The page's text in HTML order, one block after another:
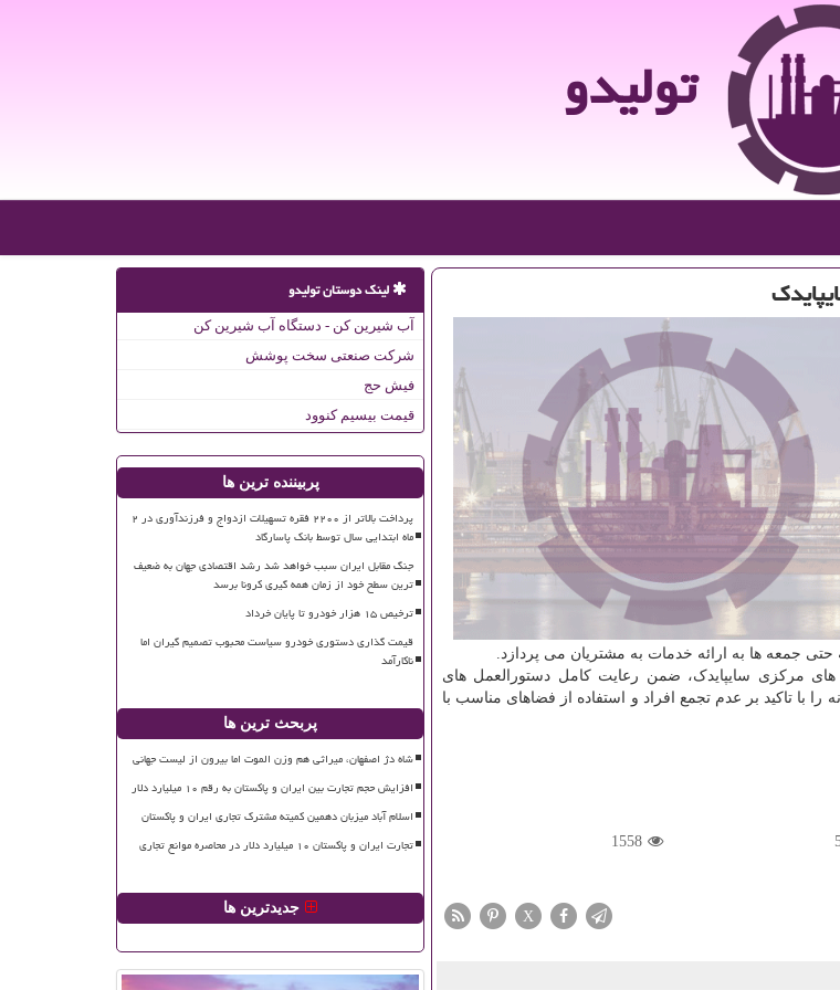
تولیدو
مرکزی سایپایدک، ضمن رعایت کامل دستورالعمل های
با تاکید بر عدم تجمع افراد و استفاده از فضاهای مناسب با
1558
X
لینک دوستان تولیدو
آب شیرین کن - دستگاه آب شیرین کن
شرکت صنعتی سخت پوشش
فیش حج
قیمت بیسیم کنوود
پربیننده ترین ها
پرداخت بالاتر از ۲۲۰۰ فقره تسهیلات ازدواج و فرزندآوری در ۲
ماه ابتدایی سال توسط بانک پاسارگاد
جنگ مقابل ایران سبب خواهد شد رشد اقتصادی جهان به ضعیف
ترین سطح خود از زمان همه گیری کرونا برسد
ترخیص ۱۵ هزار خودرو تا پایان خرداد
قیمت گذاری دستوری خودرو سیاست محبوب تصمیم گیران اما
ناکارآمد
پربحث ترین ها
شاه دژ اصفهان، میراثی هم وزن الموت اما بیرون از لیست جهانی
افزایش حجم تجارت بین ایران و پاکستان به رقم ۱۰ میلیارد دلار
اسلام آباد میزبان دهمین کمیته مشترک تجاری ایران و پاکستان
تجارت ایران و پاکستان ۱۰ میلیارد دلار در محاصره موانع تجاری
جدیدترین ها